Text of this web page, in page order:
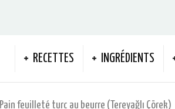
RECETTES INGRÉDIENTS
Pain feuilleté turc au beurre (Tereyağlı Çörek)